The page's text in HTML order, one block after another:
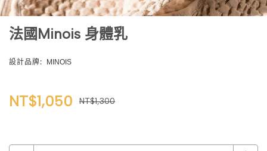
法國Minois 身體乳
設計品牌: MINOIS
NT$1,050 NT$1,300